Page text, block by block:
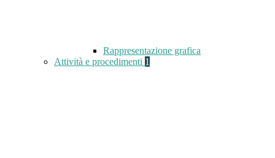
Rappresentazione grafica
Attività e procedimenti 1